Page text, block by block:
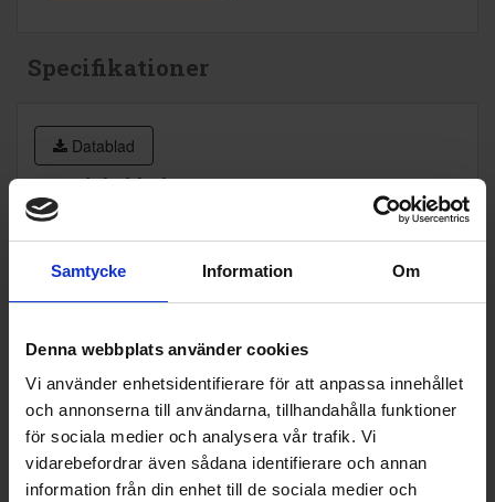
Samtycke Information Om
Denna webbplats använder cookies
Vi använder enhetsidentifierare för att anpassa innehållet
och annonserna till användarna, tillhandahålla funktioner
för sociala medier och analysera vår trafik. Vi
vidarebefordrar även sådana identifierare och annan
information från din enhet till de sociala medier och
Specifikationer
Datablad
Produktblad:
Varumärke:
Smeg
Modellbeteckning:
SFP6301TVN
Bredd (cm):
Djup (cm):
54.8
EAN
8017709310233
Allmän information